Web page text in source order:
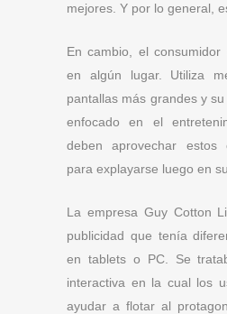
mejores. Y por lo general,
En cambio, el
en algún lugar. Utiliza
pantallas más grandes y
enfocado en el
deben aprovechar estos
para explayarse luego en
La empresa Guy Cotton
publicidad que tenía
en tablets o PC. Se
interactiva en la cual los
ayudar a flotar al